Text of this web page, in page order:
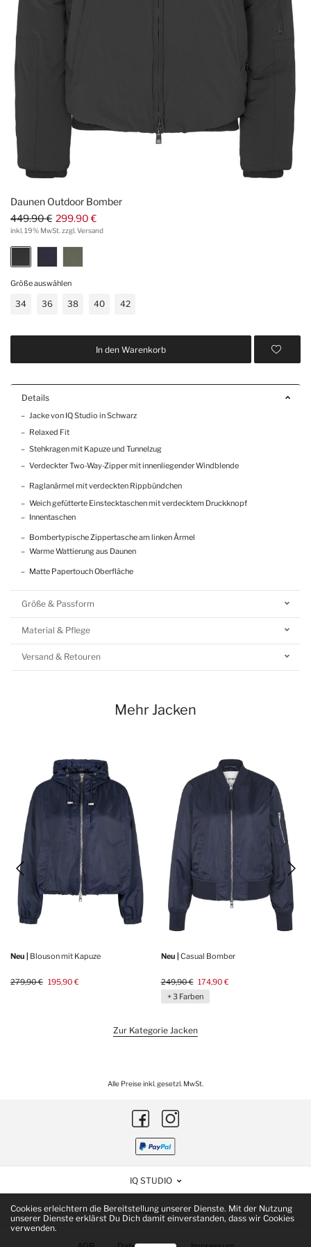
Cookies erleichtern die Bereitstellung unserer Dienste. Mit der Nutzung
unserer Dienste erklärst Du Dich damit einverstanden, dass wir Cookies
verwenden.
Daunen Outdoor Bomber
449.90 € 299.90 €
inkl. 19% MwSt. zzgl. Versand
Größe auswählen
34 36 38 40 42
In den Warenkorb
Details
Jacke von IQ Studio in Schwarz
Relaxed Fit
Stehkragen mit Kapuze und Tunnelzug
Verdeckter Two-Way-Zipper mit innenliegender Windblende
Raglanärmel mit verdeckten Rippbündchen
Weich gefütterte Einstecktaschen mit verdecktem Druckknopf
Innentaschen
Bombertypische Zippertasche am linken Ärmel
Warme Wattierung aus Daunen
Matte Papertouch Oberfläche
Größe & Passform
Material & Pflege
Versand & Retouren
Mehr Jacken
Neu | Blouson mit Kapuze
279,90 € 195,90 €
Neu | Casual Bomber
249,90 € 174,90 €
+ 3 Farben
Zur Kategorie Jacken
Alle Preise inkl. gesetzl. MwSt.
IQ STUDIO
HILFE